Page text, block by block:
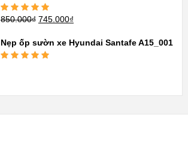
Được xếp
850.000₫ 745.000₫
Nẹp ốp sườn xe Hyundai Santafe A15_001